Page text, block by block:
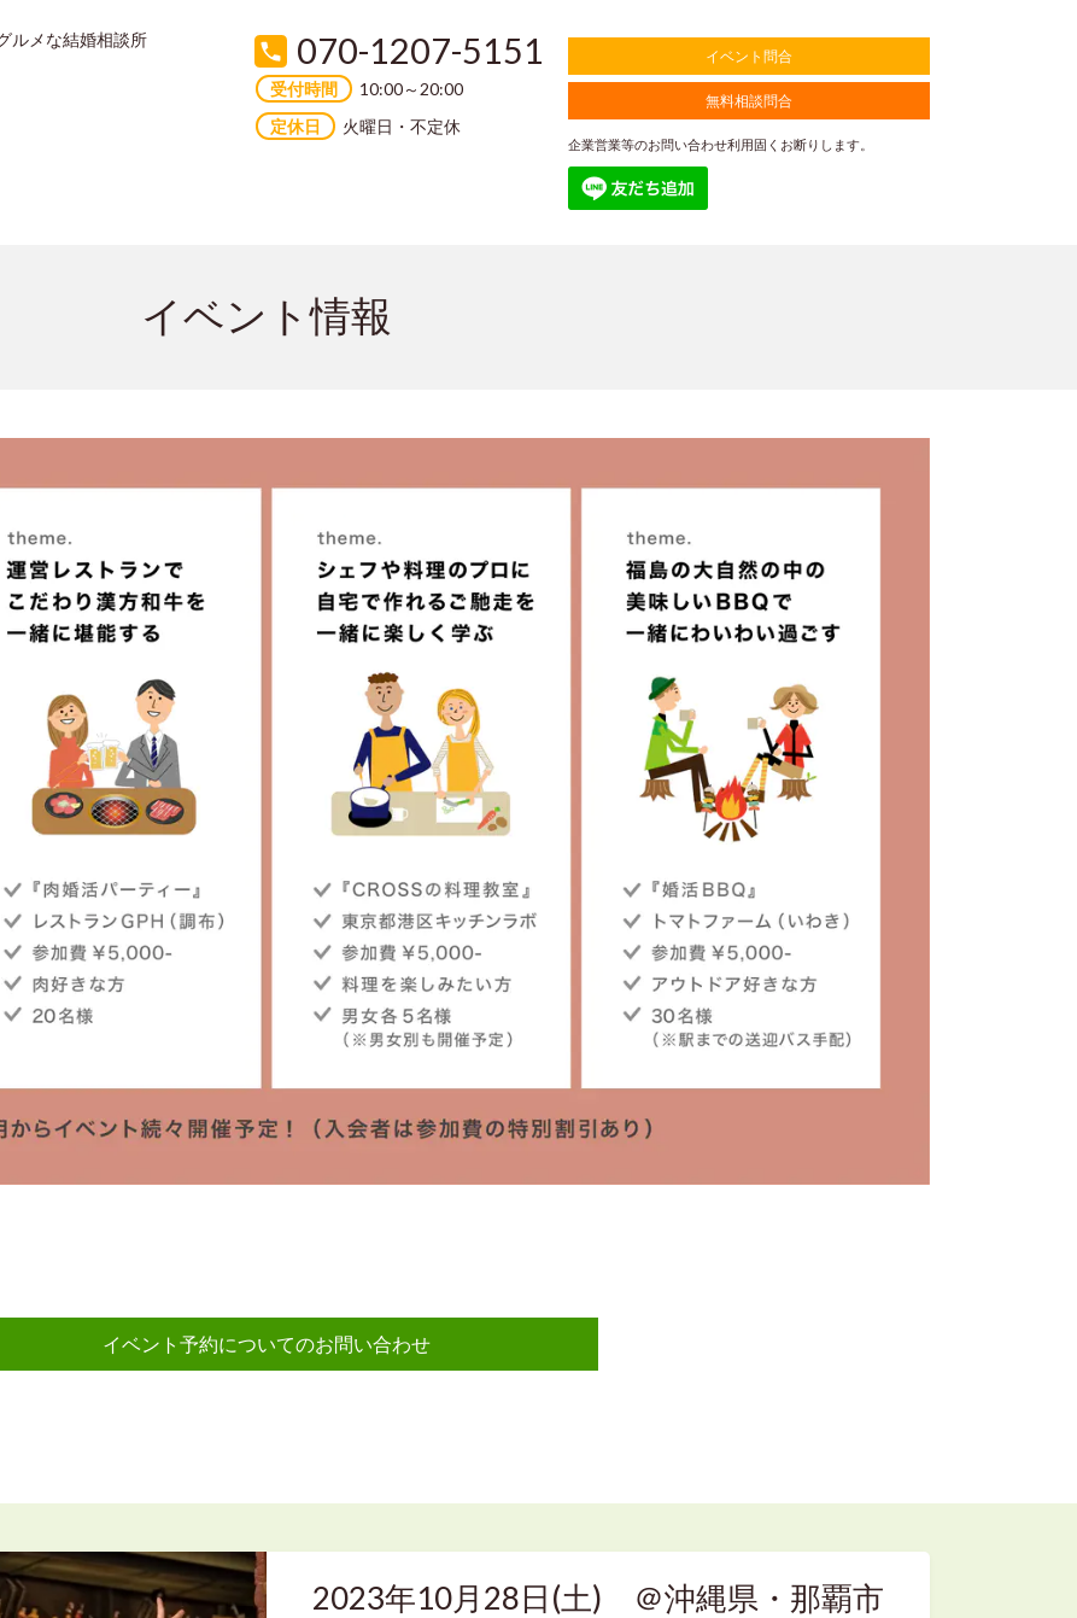
ルメな結婚相談所 070-1207-5151
受付時間
10:00～20:00
定休日
火曜日・不定休
イベント問合
無料相談問合
企業営業等のお問い合わせ利用固くお断りします。
イベント情報
イベント予約についてのお問い合わせ
2023年10月28日(土) ＠沖縄県・那覇市